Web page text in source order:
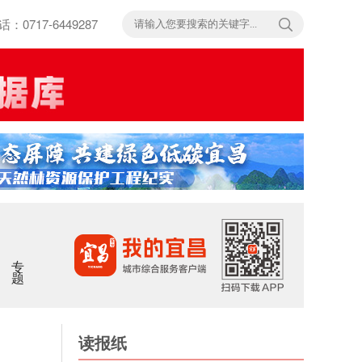
：0717-6449287
专题
读报纸